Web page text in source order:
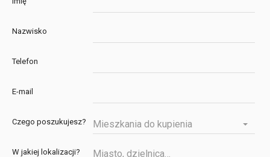
Nazwisko
Telefon
E-mail
Czego poszukujesz? Mieszkania do kupienia
W jakiej lokalizacji?